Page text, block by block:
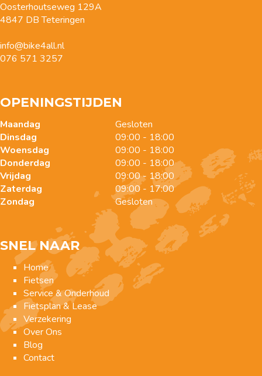
Oosterhoutseweg 129A
4847 DB Teteringen
info@bike4all.nl
076 571 3257
OPENINGSTIJDEN
Maandag
Dinsdag
Woensdag
Donderdag
Vrijdag
Zaterdag
Zondag
Gesloten
09:00 - 18:00
09:00 - 18:00
09:00 - 18:00
09:00 - 18:00
09:00 - 17:00
Gesloten
SNEL NAAR
Home
Fietsen
Service & Onderhoud
Fietsplan & Lease
Verzekering
Over Ons
Blog
Contact